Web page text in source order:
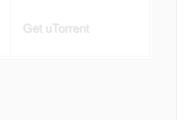
Get uTorrent